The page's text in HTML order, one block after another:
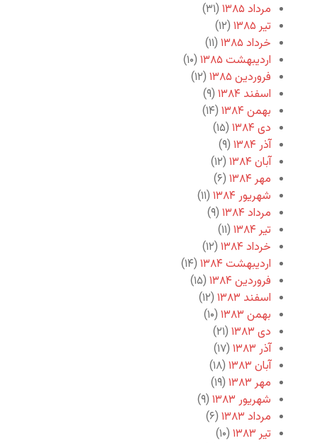
مرداد ۱۳۸۵
(۳۱)
تیر ۱۳۸۵
(۱۲)
خرداد ۱۳۸۵
(۱۱)
اردیبهشت ۱۳۸۵
(۱۰)
فروردین ۱۳۸۵
(۱۲)
اسفند ۱۳۸۴
(۹)
بهمن ۱۳۸۴
(۱۴)
دی ۱۳۸۴
(۱۵)
آذر ۱۳۸۴
(۹)
آبان ۱۳۸۴
(۱۲)
مهر ۱۳۸۴
(۶)
شهریور ۱۳۸۴
(۱۱)
مرداد ۱۳۸۴
(۹)
تیر ۱۳۸۴
(۱۱)
خرداد ۱۳۸۴
(۱۲)
اردیبهشت ۱۳۸۴
(۱۴)
فروردین ۱۳۸۴
(۱۵)
اسفند ۱۳۸۳
(۱۲)
بهمن ۱۳۸۳
(۱۰)
دی ۱۳۸۳
(۲۱)
آذر ۱۳۸۳
(۱۷)
آبان ۱۳۸۳
(۱۸)
مهر ۱۳۸۳
(۱۹)
شهریور ۱۳۸۳
(۹)
مرداد ۱۳۸۳
(۶)
تیر ۱۳۸۳
(۱۰)